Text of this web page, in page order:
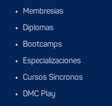
Membresías
Diplomas
Bootcamps
Especializaciones
Cursos Síncronos
DMC Play